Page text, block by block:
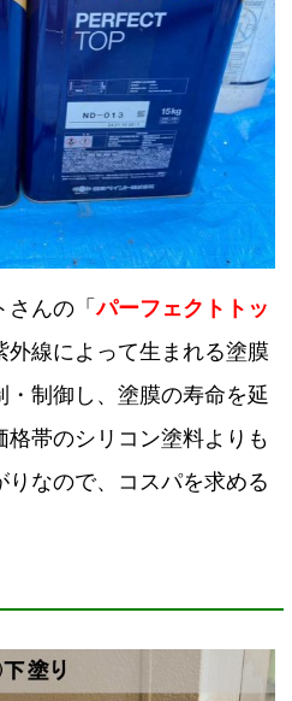
さんの「パーフェクトトッ
線によって生まれる塗膜
制御し、塗膜の寿命を延
帯のシリコン塗料よりも
なので、コスパを求める